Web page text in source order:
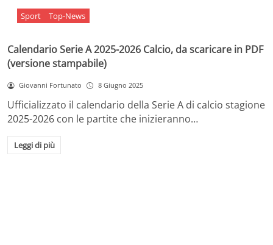
Sport Top-News
Calendario Serie A 2025-2026 Calcio, da scaricare in PDF
(versione stampabile)
Giovanni Fortunato 8 Giugno 2025
Ufficializzato il calendario della Serie A di calcio stagione
2025-2026 con le partite che inizieranno…
Leggi di più